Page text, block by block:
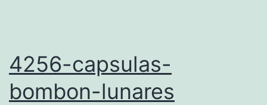
4256-capsulas-
bombon-lunares